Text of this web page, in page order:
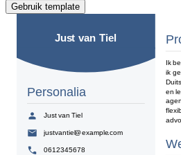
Gebruik template